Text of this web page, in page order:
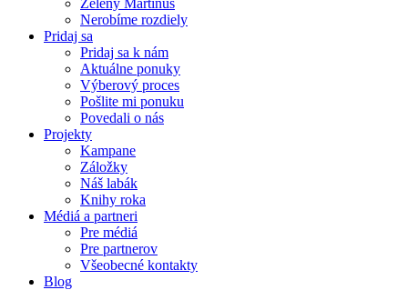
Zelený Martinus
Nerobíme rozdiely
Pridaj sa
Pridaj sa k nám
Aktuálne ponuky
Výberový proces
Pošlite mi ponuku
Povedali o nás
Projekty
Kampane
Záložky
Náš labák
Knihy roka
Médiá a partneri
Pre médiá
Pre partnerov
Všeobecné kontakty
Blog